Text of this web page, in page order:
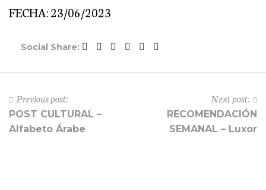
FECHA: 23/06/2023
Social Share:
Previous post:
POST CULTURAL –
Alfabeto Árabe
Next post:
RECOMENDACIÓN
SEMANAL – Luxor